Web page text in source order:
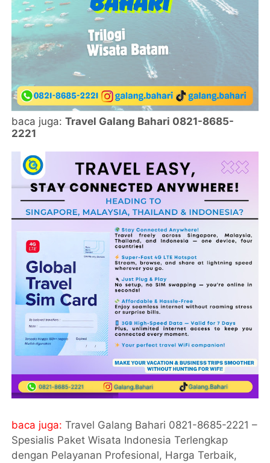
baca juga:Travel Galang Bahari 0821-8685-
2221
baca juga:Travel Galang Bahari 0821-8685-2221 –
Spesialis Paket Wisata Indonesia Terlengkap
dengan Pelayanan Profesional, Harga Terbaik,